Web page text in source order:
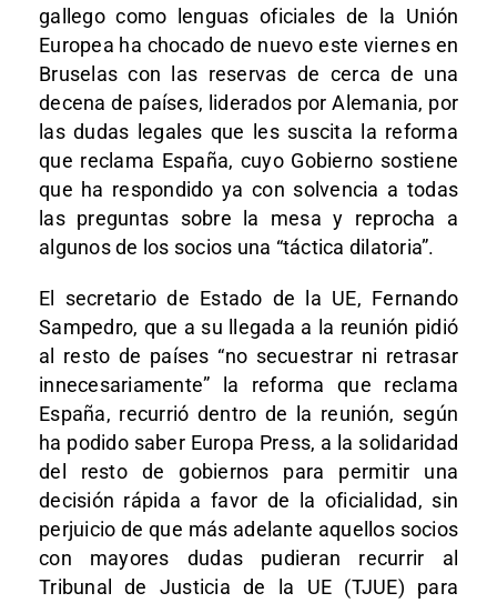
gallego como lenguas oficiales de la Unión
Europea ha chocado de nuevo este viernes en
Bruselas con las reservas de cerca de una
decena de países, liderados por Alemania, por
las dudas legales que les suscita la reforma
que reclama España, cuyo Gobierno sostiene
que ha respondido ya con solvencia a todas
las preguntas sobre la mesa y reprocha a
algunos de los socios una “táctica dilatoria”.
El secretario de Estado de la UE, Fernando
Sampedro, que a su llegada a la reunión pidió
al resto de países “no secuestrar ni retrasar
innecesariamente” la reforma que reclama
España, recurrió dentro de la reunión, según
ha podido saber Europa Press, a la solidaridad
del resto de gobiernos para permitir una
decisión rápida a favor de la oficialidad, sin
perjuicio de que más adelante aquellos socios
con mayores dudas pudieran recurrir al
Tribunal de Justicia de la UE (TJUE) para